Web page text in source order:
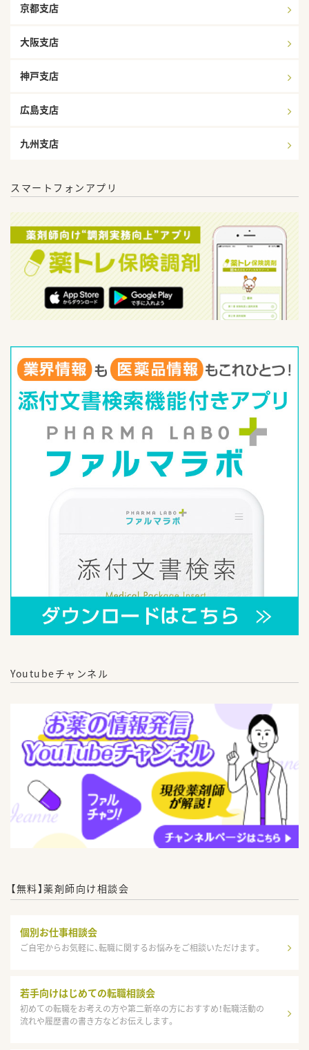
京都支店
大阪支店
神戸支店
広島支店
九州支店
スマートフォンアプリ
Youtubeチャンネル
【無料】薬剤師向け相談会
個別お仕事相談会
ご自宅からお気軽に、転職に関するお悩みをご相談いただけます。
若手向けはじめての転職相談会
初めての転職をお考えの方や第二新卒の方におすすめ！転職活動の
流れや履歴書の書き方などお伝えします。